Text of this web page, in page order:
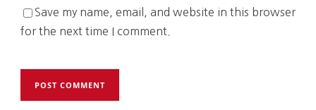
Save my name, email, and website in this browser
for the next time I comment.